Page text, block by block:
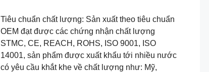
Tiêu chuẩn chất lượng: Sản xuất theo tiêu chuẩn
OEM đạt được các chứng nhận chất lượng
STMC, CE, REACH, ROHS, ISO 9001, ISO
14001, sản phẩm được xuất khẩu tới nhiều nước
có yêu cầu khắt khe về chất lượng như: Mỹ,